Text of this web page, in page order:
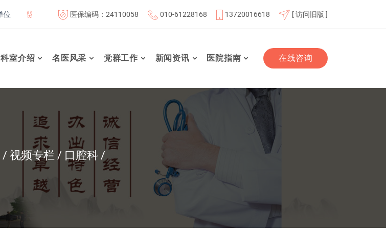
首都医科大学附属北京康复医院联体成员单位 北京航天总医院联体成员单位 北京市老年友善医疗机
医保编码：24110058 010-61228168 13720016618 [ 访问旧版 ]
科室介绍 名医风采 党群工作 新闻资讯 医院指南 在线咨询
视频专栏 口腔科